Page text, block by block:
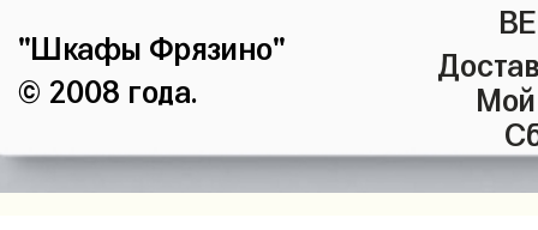
"Шкафы Фрязино"
© 2008 года.